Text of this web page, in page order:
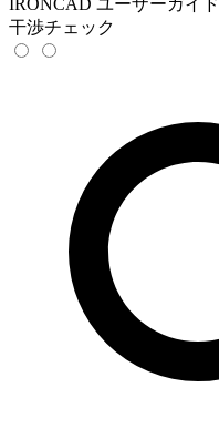
IRONCAD ユーザーガイド
干渉チェック